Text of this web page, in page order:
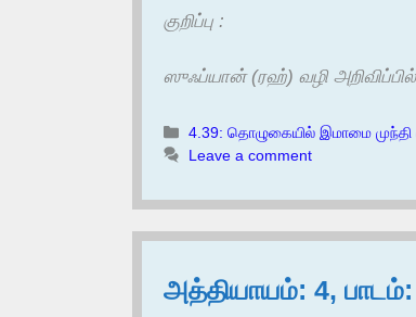
குறிப்பு :
ஸுஃப்யான் (ரஹ்) வழி
Categories
4.39: தொழுகையில் இமாமை முந்தி
Leave a comment
அத்தியாயம்: 4,